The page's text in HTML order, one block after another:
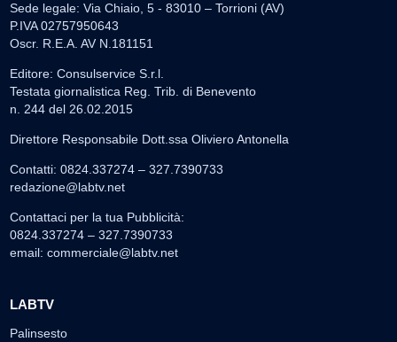
Sede legale: Via Chiaio, 5 - 83010 – Torrioni (AV)
P.IVA 02757950643
Oscr. R.E.A. AV N.181151
Editore: Consulservice S.r.l.
Testata giornalistica Reg. Trib. di Benevento
n. 244 del 26.02.2015
Direttore Responsabile Dott.ssa Oliviero Antonella
Contatti: 0824.337274 – 327.7390733
redazione@labtv.net
Contattaci per la tua Pubblicità:
0824.337274 – 327.7390733
email: commerciale@labtv.net
LABTV
Palinsesto